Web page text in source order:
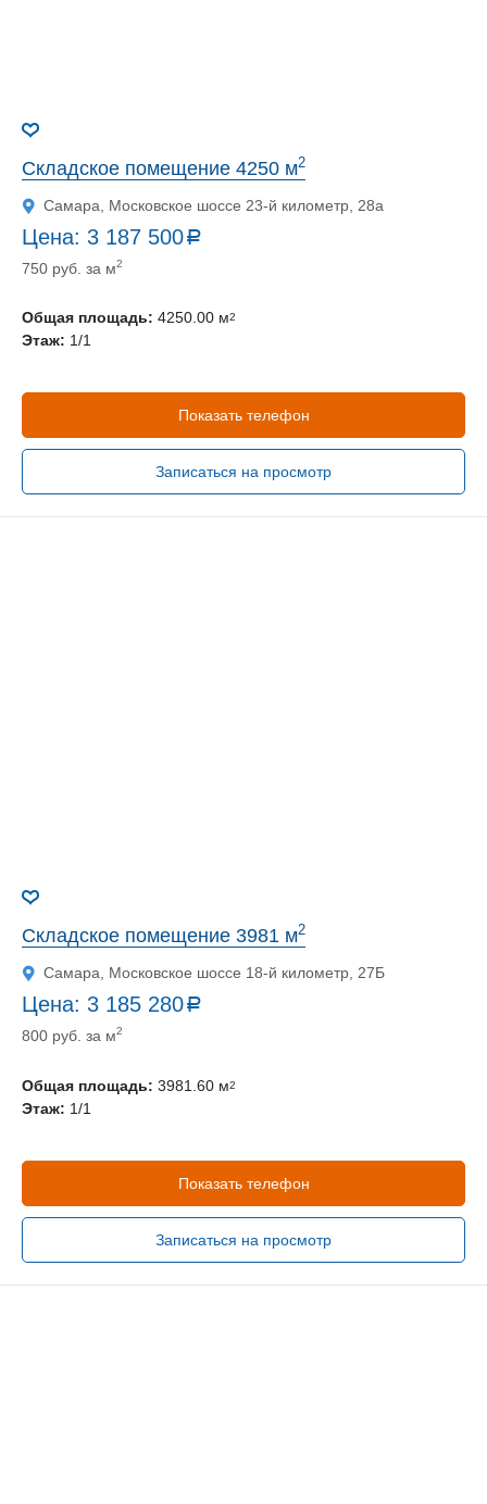
Складское помещение 4250 м2
Самара, Московское шоссе 23-й километр, 28а
Цена: 3 187 500 a
руб.
750 руб. за м2
Общая площадь: 4250.00 м2
Этаж: 1/1
Показать телефон
Записаться на просмотр
Складское помещение 3981 м2
Самара, Московское шоссе 18-й километр, 27Б
Цена: 3 185 280 a
руб.
800 руб. за м2
Общая площадь: 3981.60 м2
Этаж: 1/1
Показать телефон
Записаться на просмотр